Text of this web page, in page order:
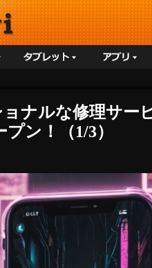
ナルな修理サー
ン！（1/3）